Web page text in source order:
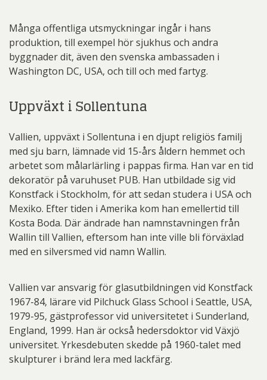
Många offentliga utsmyckningar ingår i hans
produktion, till exempel hör sjukhus och andra
byggnader dit, även den svenska ambassaden i
Washington DC, USA, och till och med fartyg.
Uppväxt i Sollentuna
Vallien, uppväxt i Sollentuna i en djupt religiös familj
med sju barn, lämnade vid 15-års åldern hemmet och
arbetet som målarlärling i pappas firma. Han var en tid
dekoratör på varuhuset PUB. Han utbildade sig vid
Konstfack i Stockholm, för att sedan studera i USA och
Mexiko. Efter tiden i Amerika kom han emellertid till
Kosta Boda. Där ändrade han namnstavningen från
Wallin till Vallien, eftersom han inte ville bli förväxlad
med en silversmed vid namn Wallin.
Vallien var ansvarig för glasutbildningen vid Konstfack
1967-84, lärare vid Pilchuck Glass School i Seattle, USA,
1979-95, gästprofessor vid universitetet i Sunderland,
England, 1999. Han är också hedersdoktor vid Växjö
universitet. Yrkesdebuten skedde på 1960-talet med
skulpturer i bränd lera med lackfärg.